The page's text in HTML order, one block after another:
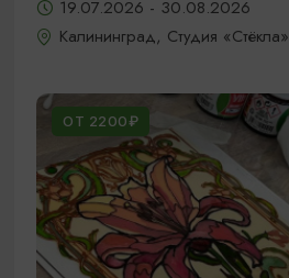
19.07.2026 - 30.08.2026
Калининград, Студия «Стёкла»
ОТ 2200₽